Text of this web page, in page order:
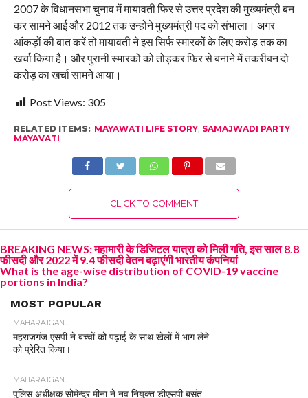
2007 के विधानसभा चुनाव में मायावती फिर से उत्तर प्रदेश की मुख्यमंत्री बन
कर सामने आई और 2012 तक उन्होंने मुख्यमंत्री पद को संभाला। अगर
आंकड़ों की बात करें तो मायावती ने इस सिर्फ स्मारकों के लिए करोड़ तक का
खर्चा किया है। और पुरानी स्मारकों को तोड़कर फिर से बनाने में तकरीबन दो
करोड़ का खर्चा सामने आया।
Post Views: 305
RELATED ITEMS: MAYAWATI LIFE STORY, SAMAJWADI PARTY
MAYAVATI
CLICK TO COMMENT
BREAKING NEWS: महामारी के डिजिटल यात्रा को मिली गति, इस साल 8.8
फीसदी और 2022 में 9.4 फीसदी वेतन बढ़ाएंगी भारतीय कंपनियां
What is the age-wise distribution of COVID-19 vaccine
portions in India?
MOST POPULAR
MAHARAJGANJ
महराजगंज एसपी ने बच्चों को पढ़ाई के साथ खेलों में भाग लेने
को प्रेरित किया।
MAHARAJGANJ
पुलिस अधीक्षक सोमेन्द्र मीना ने नव नियुक्त डीएसपी बसंत